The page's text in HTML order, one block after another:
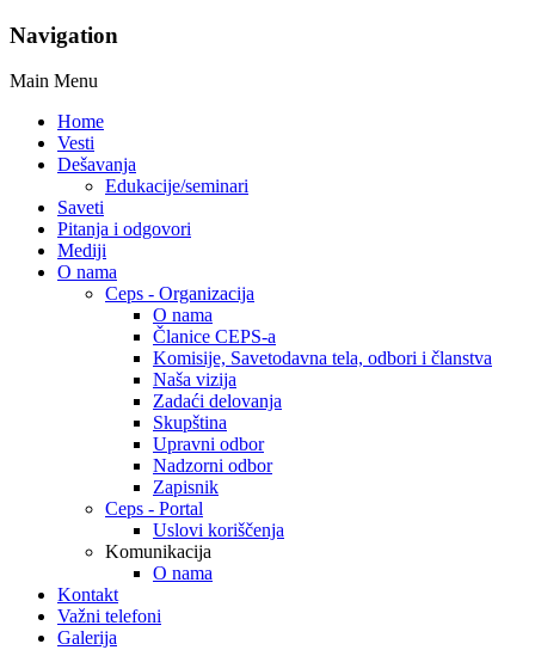
Navigation
Main Menu
Home
Vesti
Dešavanja
Edukacije/seminari
Saveti
Pitanja i odgovori
Mediji
O nama
Ceps - Organizacija
O nama
Članice CEPS-a
Komisije, Savetodavna tela, odbori i članstva
Naša vizija
Zadaći delovanja
Skupština
Upravni odbor
Nadzorni odbor
Zapisnik
Ceps - Portal
Uslovi koriščenja
Komunikacija
O nama
Kontakt
Važni telefoni
Galerija